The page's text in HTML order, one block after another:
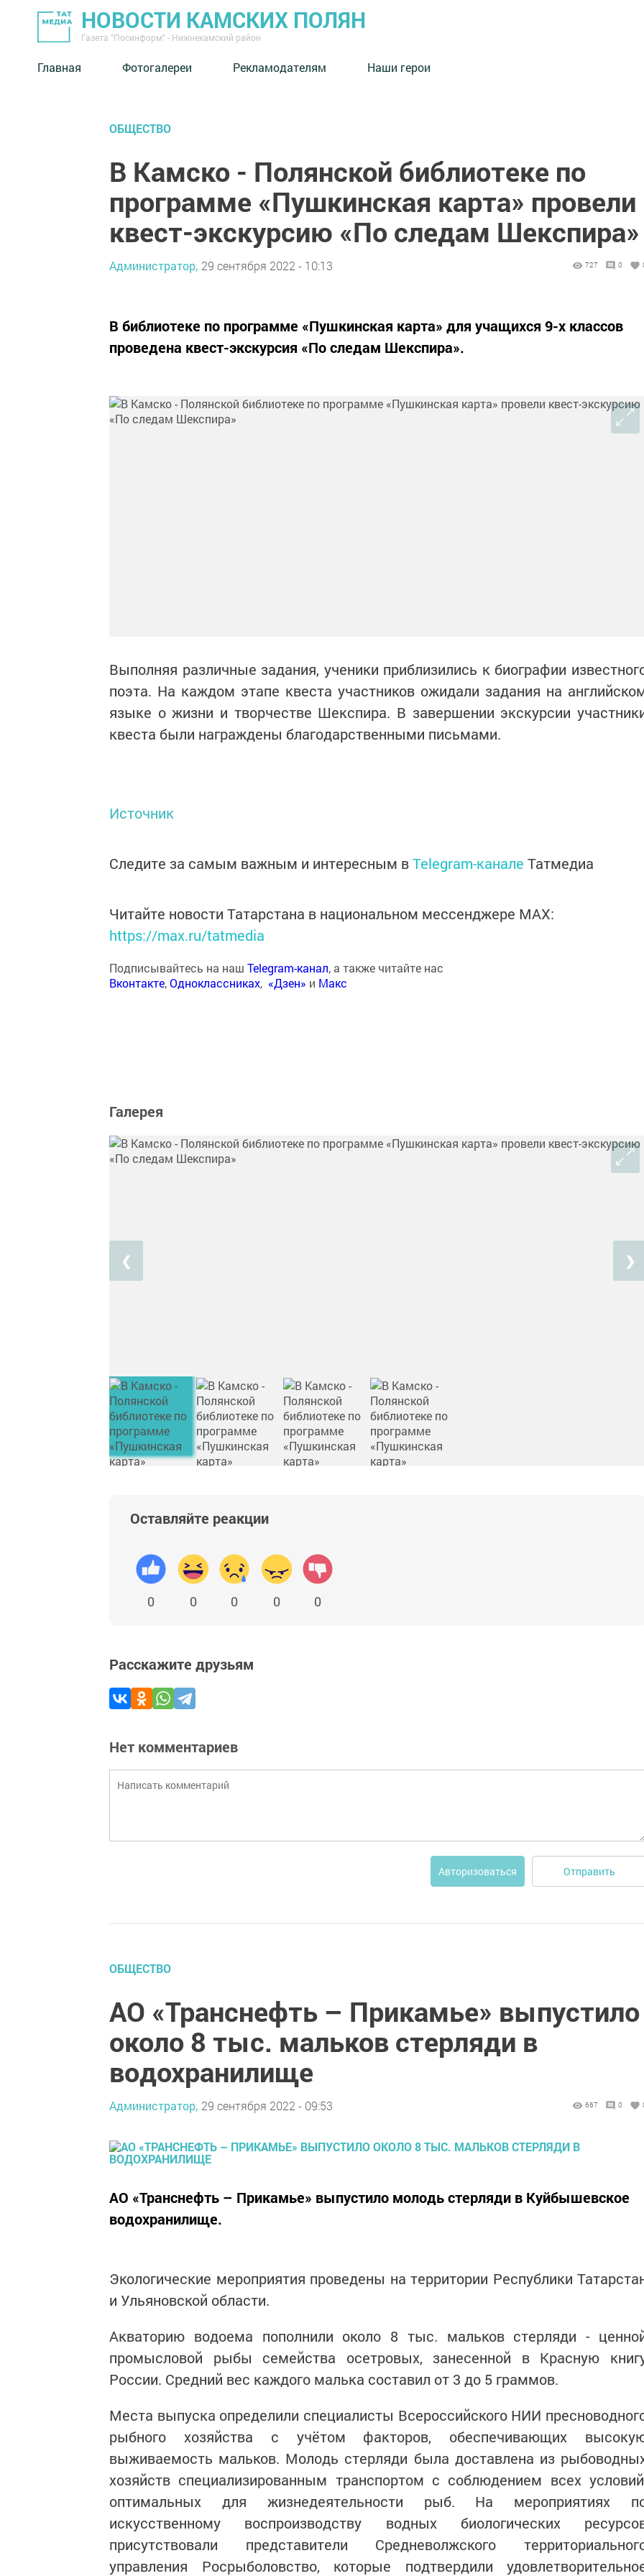
НОВОСТИ КАМСКИХ ПОЛЯН
Газета "Посинформ" - Нижнекамский район
Главная Фотогалереи Рекламодателям Наши герои
ОБЩЕСТВО
В Камско - Полянской библиотеке по
программе «Пушкинская карта» провели
квест-экскурсию «По следам Шекспира»
Администратор, 29 сентября 2022 - 10:13 727 0
В библиотеке по программе «Пушкинская карта» для учащихся 9-х классов
проведена квест-экскурсия «По следам Шекспира».
Выполняя различные задания, ученики приблизились к биографии
поэта. На каждом этапе квеста участников ожидали задания на
языке о жизни и творчестве Шекспира. В завершении экскурсии
квеста были награждены благодарственными письмами.
Источник
Следите за самым важным и интересным вTelegram-канале Татмедиа
Читайте новости Татарстана в национальном мессенджере MАХ:
https://max.ru/tatmedia
Подписывайтесь на наш Telegram-канал, а также читайте нас
Вконтакте,Одноклассниках, «Дзен» и Макс
Галерея
❮ ❯
Оставляйте реакции
0 0 0 0 0
Расскажите друзьям
Нет комментариев
Авторизоваться Отправить
ОБЩЕСТВО
АО «Транснефть – Прикамье» выпустило
около 8 тыс. мальков стерляди в
водохранилище
Администратор, 29 сентября 2022 - 09:53 667 0
АО «Транснефть – Прикамье» выпустило молодь стерляди в Куйбышевское
водохранилище.
Экологические мероприятия проведены на территории Республики
и Ульяновской области.
Акваторию водоема пополнили около 8 тыс. мальков стерляди -
промысловой рыбы семейства осетровых, занесенной в Красную
России. Средний вес каждого малька составил от 3 до 5 граммов.
Места выпуска определили специалисты Всероссийского НИИ
рыбного хозяйства с учётом факторов, обеспечивающих
выживаемость мальков. Молодь стерляди была доставлена из
хозяйств специализированным транспортом с соблюдением всех
оптимальных для жизнедеятельности рыб. На мероприятиях
искусственному воспроизводству водных биологических
присутствовали представители Средневолжского
управления Росрыболовство, которые подтвердили